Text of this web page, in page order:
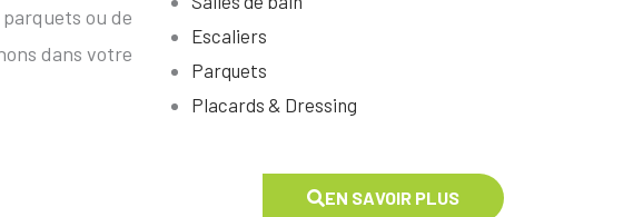
ou de
dans votre
Escaliers
Parquets
Placards & Dressing
EN SAVOIR PLUS